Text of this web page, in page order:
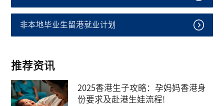
非本地毕业生留港就业计划
推荐资讯
2025香港生子攻略：孕妈妈香港身
份要求及赴港生娃流程!